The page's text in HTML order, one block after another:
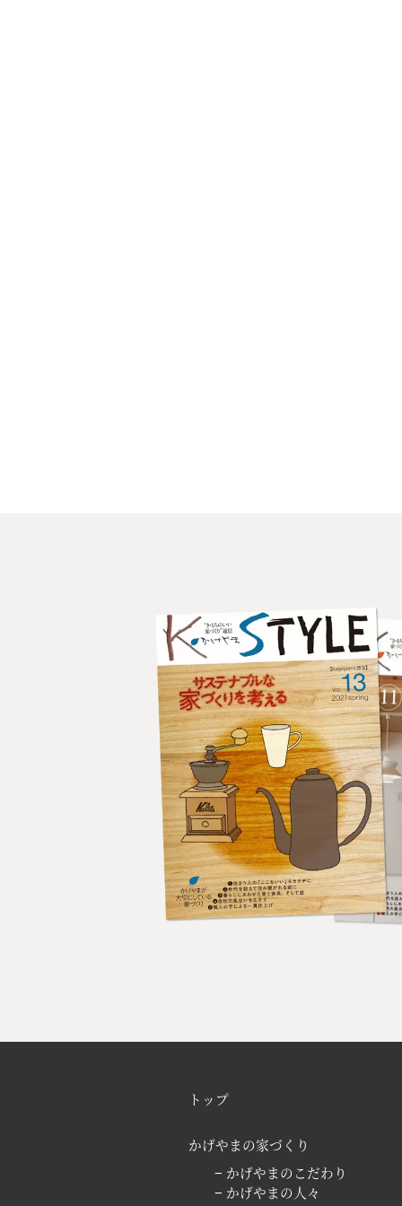
トップ
かげやまの家づくり
− かげやまのこだわり
− かげやまの人々